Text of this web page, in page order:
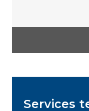
Services